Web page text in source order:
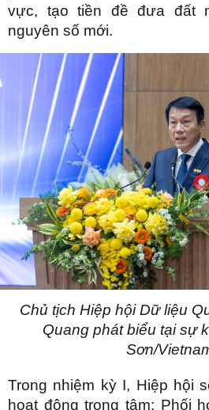
vực, tạo tiền đề đưa đất
nguyên số mới.
Chủ tịch Hiệp hội Dữ liệu
Quang phát biểu tại sự
Sơn/
Trong nhiệm kỳ I, Hiệp hội
hoạt động trọng tâm: Phối